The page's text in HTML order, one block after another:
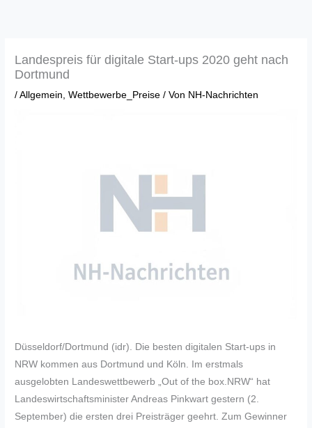
Landespreis für digitale Start-ups 2020 geht nach
Dortmund
/Allgemein,Wettbewerbe_Preise / Von NH-Nachrichten
Düsseldorf/Dortmund (idr). Die besten digitalen Start-ups in
NRW kommen aus Dortmund und Köln. Im erstmals
ausgelobten Landeswettbewerb „Out of the box.NRW“ hat
Landeswirtschaftsminister Andreas Pinkwart gestern (2.
September) die ersten drei Preisträger geehrt. Zum Gewinner